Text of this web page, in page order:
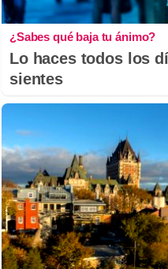
¿Sabes qué baja tu ánimo?
Lo haces todos los
sientes